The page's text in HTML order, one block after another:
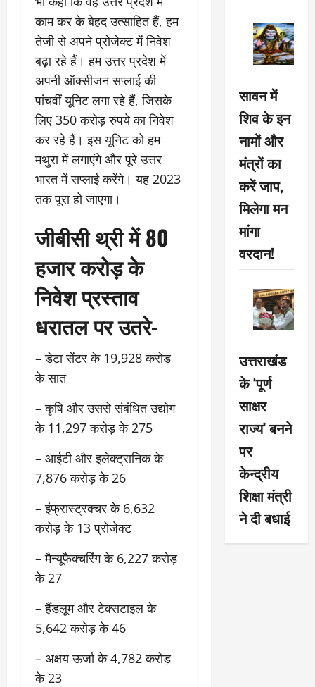
काम कर के बेहद उत्साहित हैं, हम
तेजी से अपने प्रोजेक्ट में निवेश
बढ़ा रहे हैं। हम उत्तर प्रदेश में
अपनी ऑक्सीजन सप्लाई की
पांचवीं यूनिट लगा रहे हैं, जिसके
लिए 350 करोड़ रुपये का निवेश
कर रहे हैं। इस यूनिट को हम
मथुरा में लगाएंगे और पूरे उत्तर
भारत में सप्लाई करेंगे। यह 2023
तक पूरा हो जाएगा।
जीबीसी थ्री में 80
हजार करोड़ के
निवेश प्रस्ताव
धरातल पर उतरे-
– डेटा सेंटर के 19,928 करोड़
के सात
– कृषि और उससे संबंधित उद्योग
के 11,297 करोड़ के 275
– आईटी और इलेक्ट्रानिक के
7,876 करोड़ के 26
– इंफ्रास्ट्रक्चर के 6,632
करोड़ के 13 प्रोजेक्ट
– मैन्यूफैक्चरिंग के 6,227 करोड़
के 27
– हैंडलूम और टेक्सटाइल के
5,642 करोड़ के 46
– अक्षय ऊर्जा के 4,782 करोड़
के 23
सावन में
शिव के इन
नामों और
मंत्रों का
करें जाप,
मिलेगा मन
मांगा
वरदान!
उत्तराखंड
के ‘पूर्ण
साक्षर
राज्य’ बनने
पर
केन्द्रीय
शिक्षा मंत्री
ने दी बधाई